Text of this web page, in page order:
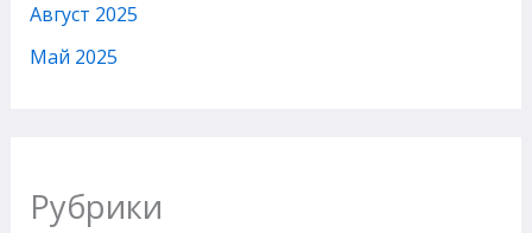
Август 2025
Май 2025
Рубрики